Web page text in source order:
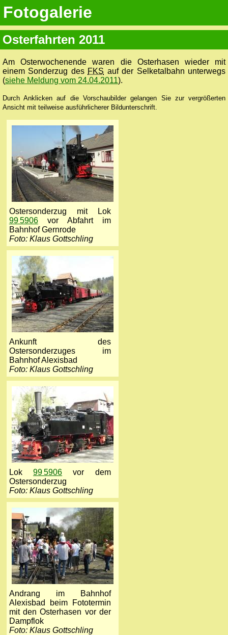
Fotogalerie
Osterfahrten 2011
Am Osterwochenende waren die Osterhasen wieder mit
einem Sonderzug des FKS auf der Selketalbahn unterwegs
(siehe Meldung vom 24.04.2011).
Durch Anklicken auf die Vorschaubilder gelangen Sie zur vergrößerten
Ansicht mit teilweise ausführlicherer Bildunterschrift.
Ostersonderzug mit Lok
99 5906vor Abfahrt im
Bahnhof Gernrode
Foto: Klaus Gottschling
Ankunft des
Ostersonderzuges im
Bahnhof Alexisbad
Foto: Klaus Gottschling
Lok99 5906 vor dem
Ostersonderzug
Foto: Klaus Gottschling
Andrang im Bahnhof
Alexisbad beim Fototermin
mit den Osterhasen vor der
Dampflok
Foto: Klaus Gottschling